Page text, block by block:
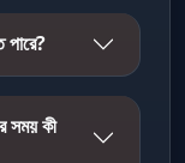
সময় কী